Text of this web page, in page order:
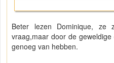
Beter lezen Dominique, ze
vraag,maar door de
genoeg van hebben.